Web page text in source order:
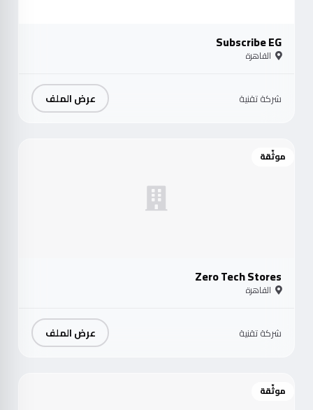
Subscribe EG
القاهرة
شركة تقنية عرض الملف
موثّقة
Zero Tech Stores
القاهرة
شركة تقنية عرض الملف
موثّقة